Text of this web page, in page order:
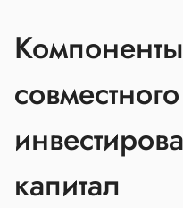
Компоненты
совместного
капитал